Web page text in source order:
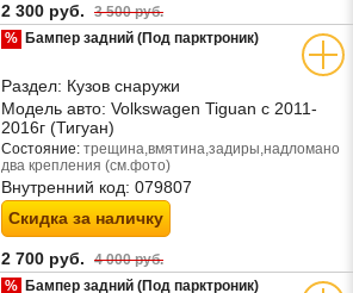
2 300 руб. 3 500 руб.
% Бампер задний (Под парктроник)
Раздел: Кузов снаружи
Модель авто: Volkswagen Tiguan с 2011-
2016г (Тигуан)
Состояние: трещина,вмятина,задиры,надломано
два крепления (см.фото)
Внутренний код: 079807
Скидка за наличку
2 700 руб. 4 000 руб.
% Бампер задний (Под парктроник)